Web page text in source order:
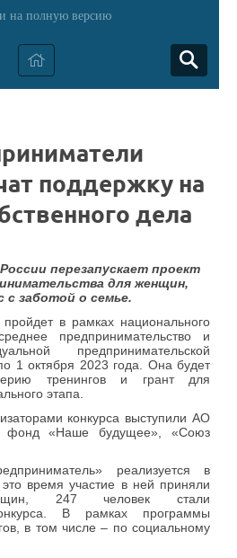
на полную версию
поддержку на
дела
перезапускает проект
для женщин,
заботой о семье.
в рамках национального
предпринимательство и
предпринимательской
1 октября 2023 года. Она будет
тренингов и грант для
этапа.
конкурса выступили АО
фонд «Наше будущее», «Союз
реализуется в
время участие в ней приняли
247 человек стали
В рамках программы
в том числе – по социальному